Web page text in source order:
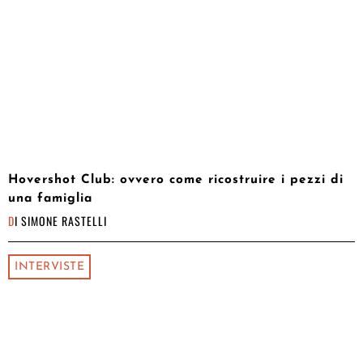
Hovershot Club: ovvero come ricostruire i pezzi di
una famiglia
DI SIMONE RASTELLI
INTERVISTE